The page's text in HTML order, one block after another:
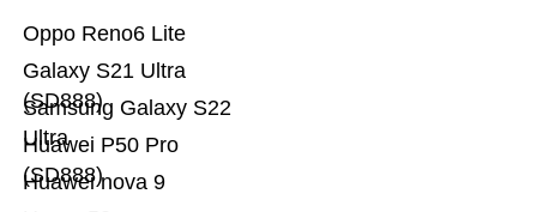
Huawei nova 9
Huawei P50 Pro
(SD888)
Samsung Galaxy S22
Ultra
Galaxy S21 Ultra
(SD888)
Oppo Reno6 Lite